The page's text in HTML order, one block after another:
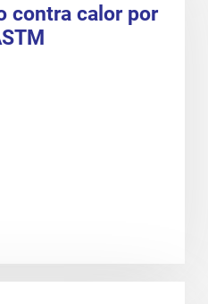
contra calor por